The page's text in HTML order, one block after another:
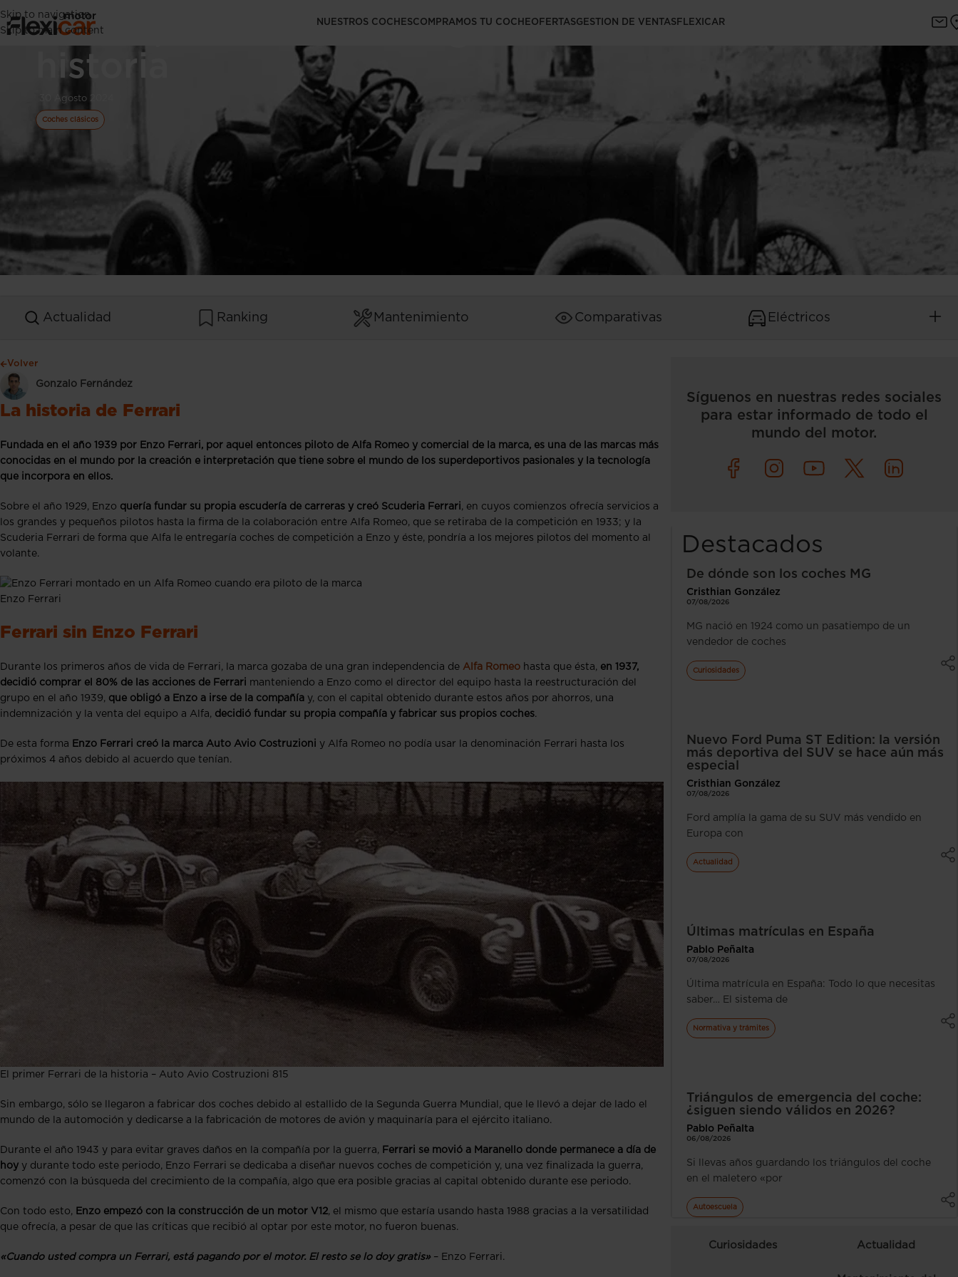
Skip to navigation
Skip to main content
NUESTROS COCHESCOMPRAMOS TU COCHEOFERTASGESTION DE VENTASFLEXICAR
Ferrari, una marca con gran
historia
30 Agosto 2024
Coches clásicos
Actualidad Ranking Mantenimiento Comparativas Eléctricos
Volver
Gonzalo Fernández
La historia de Ferrari
Fundada en el año 1939 por Enzo Ferrari, por aquel entonces piloto de Alfa Romeo y comercial de la marca, es una de las marcas más
conocidas en el mundo por la creación e interpretación que tiene sobre el mundo de los superdeportivos pasionales y la tecnología
que incorpora en ellos.
Sobre el año 1929, Enzo quería fundar su propia escudería de carreras y creó Scuderia Ferrari, en cuyos comienzos ofrecía servicios a
los grandes y pequeños pilotos hasta la firma de la colaboración entre Alfa Romeo, que se retiraba de la competición en 1933; y la
Scuderia Ferrari de forma que Alfa le entregaría coches de competición a Enzo y éste, pondría a los mejores pilotos del momento al
volante.
Enzo Ferrari
Ferrari sin Enzo Ferrari
Durante los primeros años de vida de Ferrari, la marca gozaba de una gran independencia de Alfa Romeo hasta que ésta, en 1937,
decidió comprar el 80% de las acciones de Ferrari manteniendo a Enzo como el director del equipo hasta la reestructuración del
grupo en el año 1939, que obligó a Enzo a irse de la compañía y, con el capital obtenido durante estos años por ahorros, una
indemnización y la venta del equipo a Alfa, decidió fundar su propia compañía y fabricar sus propios coches.
De esta forma Enzo Ferrari creó la marca Auto Avio Costruzioni y Alfa Romeo no podía usar la denominación Ferrari hasta los
próximos 4 años debido al acuerdo que tenían.
El primer Ferrari de la historia – Auto Avio Costruzioni 815
Sin embargo, sólo se llegaron a fabricar dos coches debido al estallido de la Segunda Guerra Mundial, que le llevó a dejar de lado el
mundo de la automoción y dedicarse a la fabricación de motores de avión y maquinaría para el ejército italiano.
Durante el año 1943 y para evitar graves daños en la compañía por la guerra, Ferrari se movió a Maranello donde permanece a día de
hoy y durante todo este periodo, Enzo Ferrari se dedicaba a diseñar nuevos coches de competición y, una vez finalizada la guerra,
comenzó con la búsqueda del crecimiento de la compañía, algo que era posible gracias al capital obtenido durante ese periodo.
Con todo esto, Enzo empezó con la construcción de un motor V12, el mismo que estaría usando hasta 1988 gracias a la versatilidad
que ofrecía, a pesar de que las críticas que recibió al optar por este motor, no fueron buenas.
«Cuando usted compra un Ferrari, está pagando por el motor. El resto se lo doy gratis» – Enzo Ferrari.
Síguenos en nuestras redes sociales
para estar informado de todo el
mundo del motor.
Destacados
De dónde son los coches MG
Cristhian González
07/08/2026
MG nació en 1924 como un pasatiempo de un
vendedor de coches
Curiosidades
Nuevo Ford Puma ST Edition: la versión
más deportiva del SUV se hace aún más
especial
Cristhian González
07/08/2026
Ford amplía la gama de su SUV más vendido en
Europa con
Actualidad
Últimas matrículas en España
Pablo Peñalta
07/08/2026
Última matrícula en España: Todo lo que necesitas
saber… El sistema de
Normativa y trámites
Triángulos de emergencia del coche:
¿siguen siendo válidos en 2026?
Pablo Peñalta
06/08/2026
Si llevas años guardando los triángulos del coche
en el maletero «por
Autoescuela
Curiosidades Actualidad